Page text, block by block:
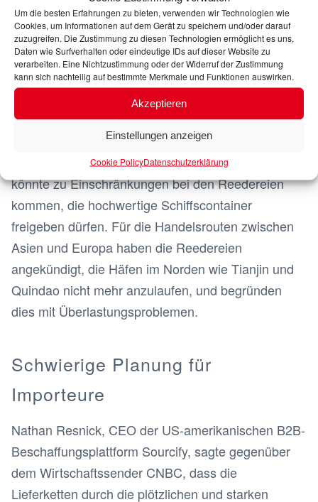
Um die besten Erfahrungen zu bieten, verwenden wir Technologien wie
Cookies, um Informationen auf dem Gerät zu speichern und/oder darauf
zuzugreifen. Die Zustimmung zu diesen Technologien ermöglicht es uns,
Daten wie Surfverhalten oder eindeutige IDs auf dieser Website zu
verarbeiten. Eine Nichtzustimmung oder der Widerruf der Zustimmung
kann sich nachteilig auf bestimmte Merkmale und Funktionen auswirken.
Akzeptieren
Einstellungen anzeigen
Cookie PolicyDatenschutzerklärung
und so das Risiko eines Ausfalles oder von
Verzögerungen zu diversifizieren.
Die Behinderung wird im Juni zusätzliche
Leerfahrten von Yantian nach Hongkong und an die
US-Westküste bedeuten, wie Project44
prognostiziert. Die Containerkapazität des Hafens
könnte sich um etwa 50 Prozent verringern, und es
könnte zu Einschränkungen bei den Reedereien
kommen, die hochwertige Schiffscontainer
freigeben dürfen. Für die Handelsrouten zwischen
Asien und Europa haben die Reedereien
angekündigt, die Häfen im Norden wie Tianjin und
Quindao nicht mehr anzulaufen, und begründen
dies mit Überlastungsproblemen.
Schwierige Planung für
Importeure
Nathan Resnick, CEO der US-amerikanischen B2B-
Beschaffungsplattform Sourcify, sagte gegenüber
dem Wirtschaftssender CNBC, dass die
Lieferketten durch die plötzlichen und starken